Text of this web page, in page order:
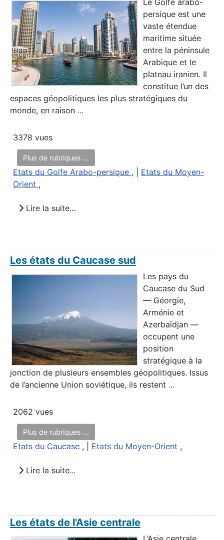
persique est une
vaste étendue
maritime située
entre la péninsule
Arabique et le
plateau iranien. Il
constitue l’un des
espaces géopolitiques les plus stratégiques du
monde, en raison ...
3378 vues
Plus de rubriques ...
Etats du Golfe Arabo-persique , | Etats du Moyen-
Orient ,
Lire la suite...
Les états du Caucase sud
Les pays du
Caucase du Sud
— Géorgie,
Arménie et
Azerbaïdjan —
occupent une
position
stratégique à la
jonction de plusieurs ensembles géopolitiques. Issus
de l’ancienne Union soviétique, ils restent ...
2062 vues
Plus de rubriques ...
Etats du Caucase , | Etats du Moyen-Orient ,
Lire la suite...
Les états de l'Asie centrale